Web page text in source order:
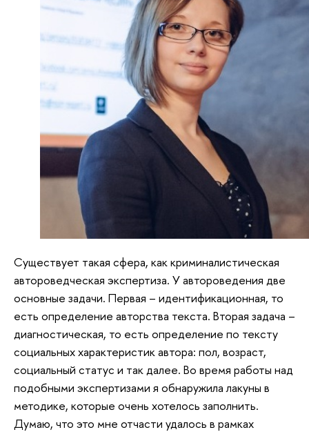
Существует такая сфера, как криминалистическая
автороведческая экспертиза. У автороведения две
основные задачи. Первая – идентификационная, то
есть определение авторства текста. Вторая задача –
диагностическая, то есть определение по тексту
социальных характеристик автора: пол, возраст,
социальный статус и так далее. Во время работы над
подобными экспертизами я обнаружила лакуны в
методике, которые очень хотелось заполнить.
Думаю, что это мне отчасти удалось в рамках